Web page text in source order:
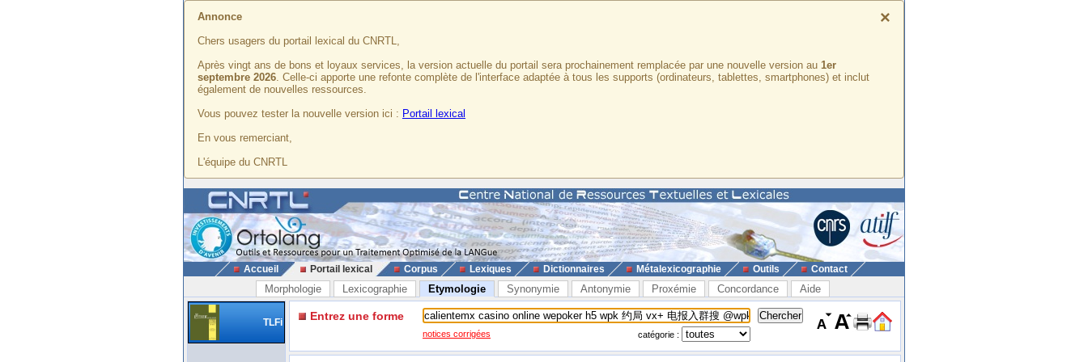
×
Annonce
Chers usagers du portail lexical du CNRTL,
Après vingt ans de bons et loyaux services, la version actuelle du portail sera prochainement remplacée par une nouvelle version au 1er
septembre 2026. Celle-ci apporte une refonte complète de l'interface adaptée à tous les supports (ordinateurs, tablettes, smartphones) et inclut
également de nouvelles ressources.
Vous pouvez tester la nouvelle version ici : Portail lexical
En vous remerciant,
L'équipe du CNRTL
Accueil Portail lexical Corpus Lexiques Dictionnaires Métalexicographie Outils Contact
Morphologie Lexicographie Etymologie Synonymie Antonymie Proxémie Concordance Aide
TLFi Entrez une forme
notices corrigées catégorie :